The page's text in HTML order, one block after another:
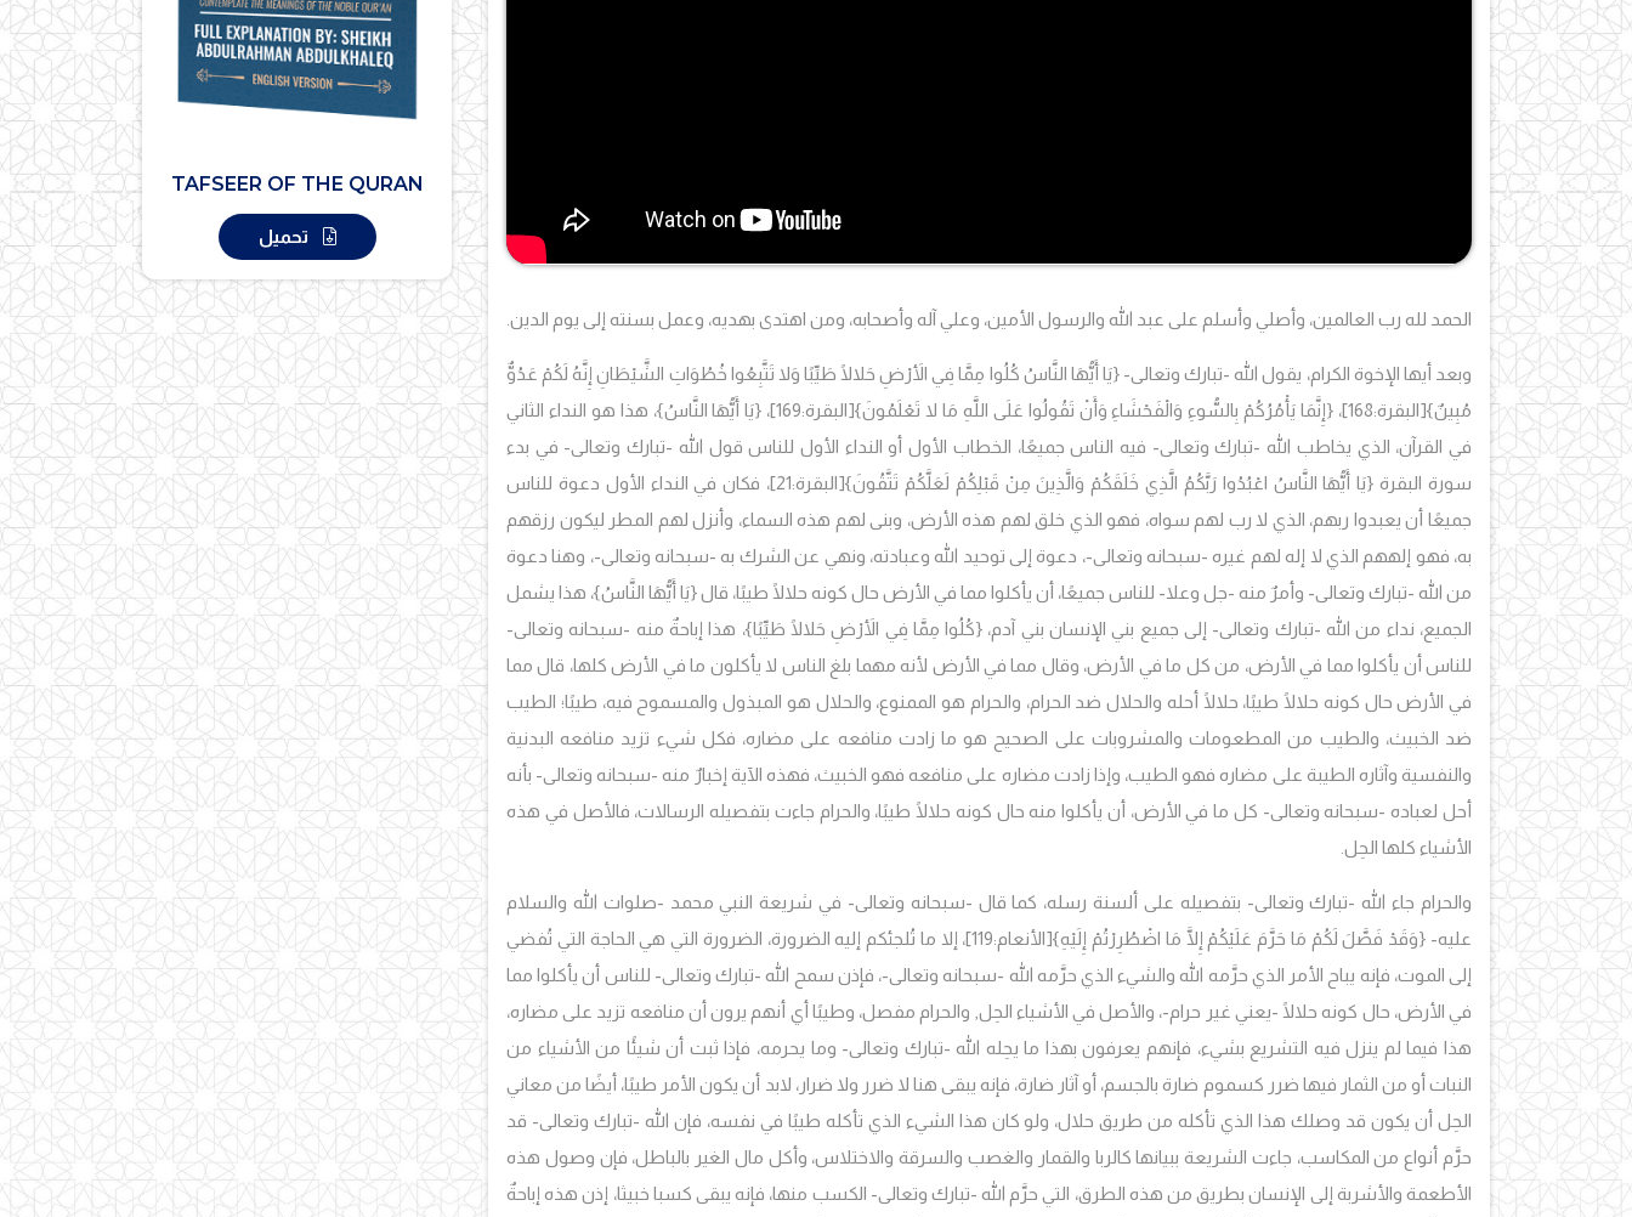
الحمد لله رب العالمين، وأصلي وأسلم على عبد الله والرسول الأمين، وعلي آله وأصحابه، ومن اهتدى بهديه، وعمل بسنته إلى يوم الدين.
وبعد أيها الإخوة الكرام، يقول الله -تبارك وتعالى-{يَا أَيُّهَا النَّاسُ كُلُوا مِمَّا فِي الأَرْضِ حَلالًا طَيِّبًا وَلا تَتَّبِعُوا خُطُوَاتِ الشَّيْطَانِ إِنَّهُ لَكُمْ عَدُوٌّ
مُبِينٌ}[البقرة:168]، {إِنَّمَا يَأْمُرُكُمْ بِالسُّوءِ وَالْفَحْشَاءِ وَأَنْ تَقُولُوا عَلَى اللَّهِ مَا لا تَعْلَمُونَ}[البقرة:169]،
{يَا أَيُّهَا النَّاسُ}، هذا هو النداء الثاني
في القرآن، الذي يخاطب الله -تبارك وتعالى- فيه الناس جميعًا، الخطاب الأول أو النداء الأول للناس قول الله -تبارك وتعالى- في بدء
سورة البقرة {يَا أَيُّهَا النَّاسُ اعْبُدُوا رَبَّكُمُ الَّذِي خَلَقَكُمْ وَالَّذِينَ مِنْ قَبْلِكُمْ لَعَلَّكُمْ تَتَّقُونَ}
[البقرة:21]، فكان في النداء الأول دعوة للناس
جميعًا أن يعبدوا ربهم، الذي لا رب لهم سواه، فهو الذي خلق لهم هذه الأرض، وبنى لهم هذه السماء، وأنزل لهم المطر ليكون رزقهم
به، فهو إلههم الذي لا إله لهم غيره -سبحانه وتعالى-، دعوة إلى توحيد الله وعبادته، ونهي عن الشرك به -سبحانه وتعالى-، وهنا دعوة
من الله -تبارك وتعالى- وأمرٌ منه -جل وعلا- للناس جميعًا، أن يأكلوا مما في الأرض حال كونه حلالًا طيبًا، قال{يَا أَيُّهَا النَّاسُ}، هذا يشمل
الجميع، نداء من الله -تبارك وتعالى- إلى جميع بني الإنسان بني آدم، {كُلُوا مِمَّا فِي الأَرْضِ حَلالًا طَيِّبًا}، هذا إباحةٌ منه -سبحانه وتعالى-
للناس أن يأكلوا مما في الأرض، من كل ما في الأرض، وقال مما في الأرض لأنه مهما بلغ الناس لا يأكلون ما في الأرض كلها، قال مما
في الأرض حال كونه حلالًا طيبًا، حلالًا أحله والحلال ضد الحرام، والحرام هو الممنوع، والحلال هو المبذول والمسموح فيه، طيبًا؛ الطيب
ضد الخبيث، والطيب من المطعومات والمشروبات على الصحيح هو ما زادت منافعه على مضاره، فكل شيء تزيد منافعه البدنية
والنفسية وآثاره الطيبة على مضاره فهو الطيب، وإذا زادت مضاره على منافعه فهو الخبيث، فهذه الآية إخبارٌ منه -سبحانه وتعالى- بأنه
أحل لعباده -سبحانه وتعالى- كل ما في الأرض، أن يأكلوا منه حال كونه حلالًا طيبًا، والحرام جاءت بتفصيله الرسالات، فالأصل في هذه
الأشياء كلها الحِل.
والحرام جاء الله -تبارك وتعالى- بتفصيله على ألسنة رسله، كما قال -سبحانه وتعالى- في شريعة النبي محمد -صلوات الله والسلام
عليه- {وَقَدْ فَصَّلَ لَكُمْ مَا حَرَّمَ عَلَيْكُمْ إِلَّا مَا اضْطُرِرْتُمْ إِلَيْهِ}[الأنعام:119]، إلا ما تُلجئكم إليه الضرورة، الضرورة التي هي الحاجة التي تُفضي
إلى الموت، فإنه يباح الأمر الذي حرَّمه الله والشيء الذي حرَّمه الله -سبحانه وتعالى-، فإذن سمح الله -تبارك وتعالى- للناس أن يأكلوا مما
في الأرض، حال كونه حلالًا -يعني غير حرام-، والأصل في الأشياء الحِل, والحرام مفصل، وطيبًا أي أنهم يرون أن منافعه تزيد على مضاره،
هذا فيما لم ينزل فيه التشريع بشيء، فإنهم يعرفون بهذا ما يحِله الله -تبارك وتعالى- وما يحرمه، فإذا ثبت أن شيئًا من الأشياء من
النبات أو من الثمار فيها ضرر كسموم ضارة بالجسم، أو آثار ضارة، فإنه يبقى هنا لا ضرر ولا ضرار، لابد أن يكون الأمر طيبًا، أيضًا من معاني
الحِل أن يكون قد وصلك هذا الذي تأكله من طريق حلال، ولو كان هذا الشيء الذي تأكله طيبًا في نفسه، فإن الله -تبارك وتعالى- قد
حرَّم أنواع من المكاسب، جاءت الشريعة ببيانها كالربا والقمار والغصب والسرقة والاختلاس، وأكل مال الغير بالباطل، فإن وصول هذه
الأطعمة والأشربة إلى الإنسان بطريق من هذه الطرق، التي حرَّم الله -تبارك وتعالى- الكسب منها، فإنه يبقى كسبا خبيثا، إذن هذه إباحةٌ
TAFSEER OF THE QURAN
تحميل